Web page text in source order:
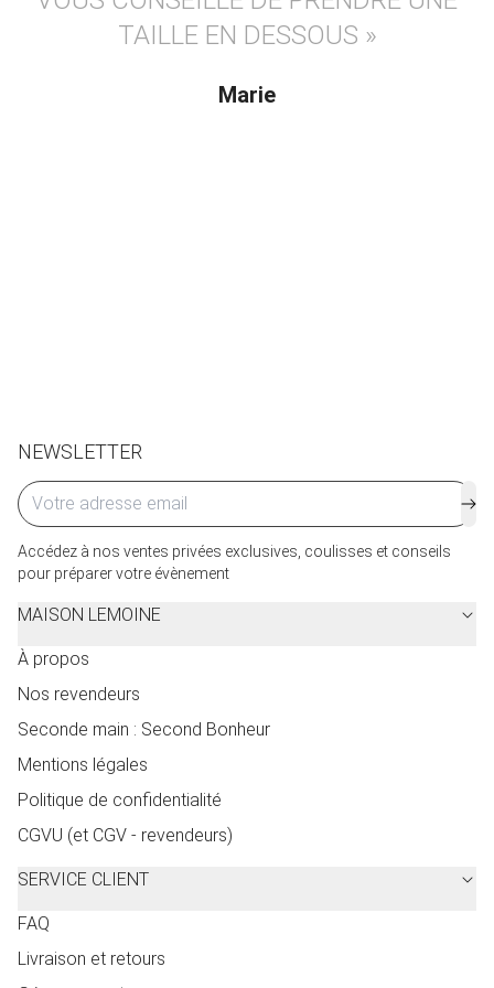
la garder longtemps : nettoyage à sec.
TAILLE EN DESSOUS »
Marie
NEWSLETTER
Accédez à nos ventes privées exclusives, coulisses et conseils
pour préparer votre évènement
MAISON LEMOINE
À propos
Nos revendeurs
Seconde main : Second Bonheur
Mentions légales
Politique de confidentialité
CGVU (et CGV - revendeurs)
SERVICE CLIENT
FAQ
Livraison et retours